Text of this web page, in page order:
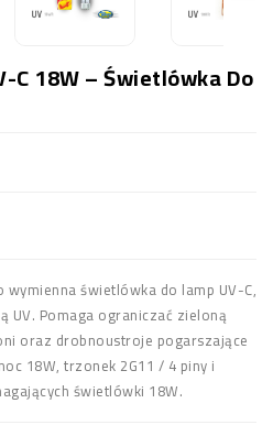
C 18W – Świetlówka Do
wymienna świetlówka do lamp UV-C,
Pomaga ograniczać zieloną
oraz drobnoustroje pogarszające
18W, trzonek 2G11 / 4 piny i
świetlówki 18W.